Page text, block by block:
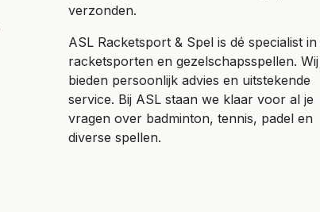
verzonden.
ASL Racketsport & Spel is dé specialist in
racketsporten en gezelschapsspellen. Wij
bieden persoonlijk advies en uitstekende
service. Bij ASL staan we klaar voor al je
vragen over badminton, tennis, padel en
diverse spellen.